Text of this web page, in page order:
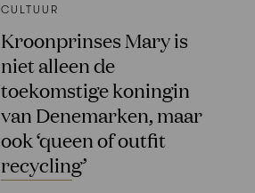
CULTUUR
Kroonprinses Mary is
niet alleen de
toekomstige koningin
van Denemarken, maar
ook ‘queen of outfit
recycling’